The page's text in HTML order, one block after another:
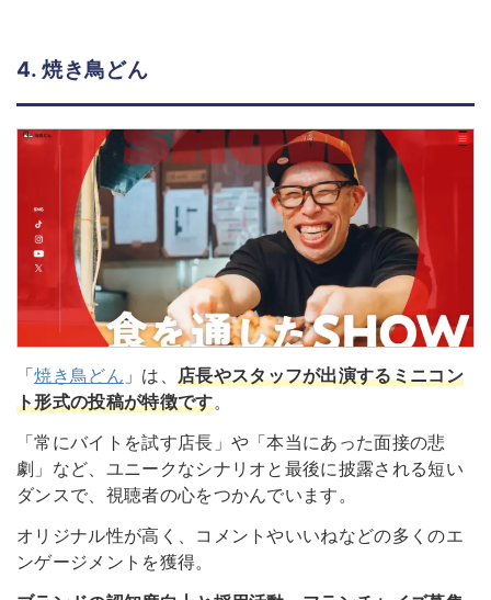
4. 焼き鳥どん
「焼き鳥どん 」は、 店長やスタッフが出演するミニコン
ト形式の投稿が特徴です。
「常にバイトを試す店長」や「本当にあった面接の悲
劇」など、ユニークなシナリオと最後に披露される短い
ダンスで、視聴者の心をつかんでいます。
オリジナル性が高く、コメントやいいねなどの多くのエ
ンゲージメントを獲得。